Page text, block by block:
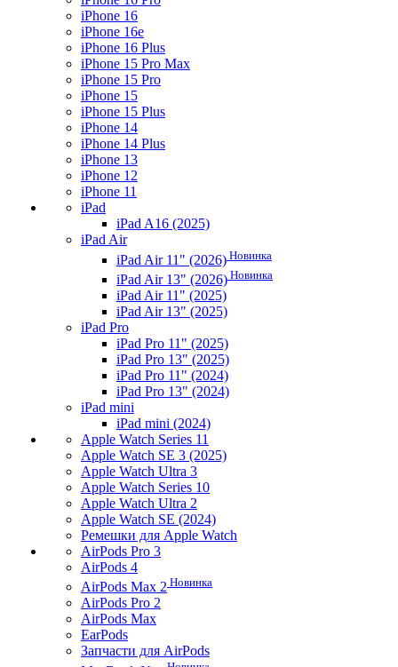
iPhone 16
iPhone 16e
iPhone 16 Plus
iPhone 15 Pro Max
iPhone 15 Pro
iPhone 15
iPhone 15 Plus
iPhone 14
iPhone 14 Plus
iPhone 13
iPhone 12
iPhone 11
iPad
iPad A16 (2025)
iPad Air
iPad Air 11" (2026) Новинка
iPad Air 13" (2026) Новинка
iPad Air 11" (2025)
iPad Air 13" (2025)
iPad Pro
iPad Pro 11" (2025)
iPad Pro 13" (2025)
iPad Pro 11" (2024)
iPad Pro 13" (2024)
iPad mini
iPad mini (2024)
Apple Watch Series 11
Apple Watch SE 3 (2025)
Apple Watch Ultra 3
Apple Watch Series 10
Apple Watch Ultra 2
Apple Watch SE (2024)
Ремешки для Apple Watch
AirPods Pro 3
AirPods 4
AirPods Max 2 Новинка
AirPods Pro 2
AirPods Max
EarPods
Запчасти для AirPods